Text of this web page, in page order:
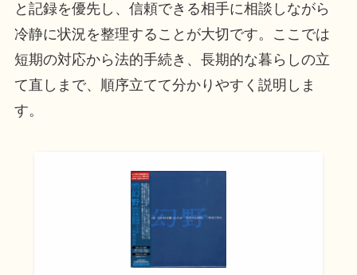
と記録を優先し、信頼できる相手に相談しながら
冷静に状況を整理することが大切です。ここでは
短期の対応から法的手続き、長期的な暮らしの立
て直しまで、順序立てて分かりやすく説明しま
す。